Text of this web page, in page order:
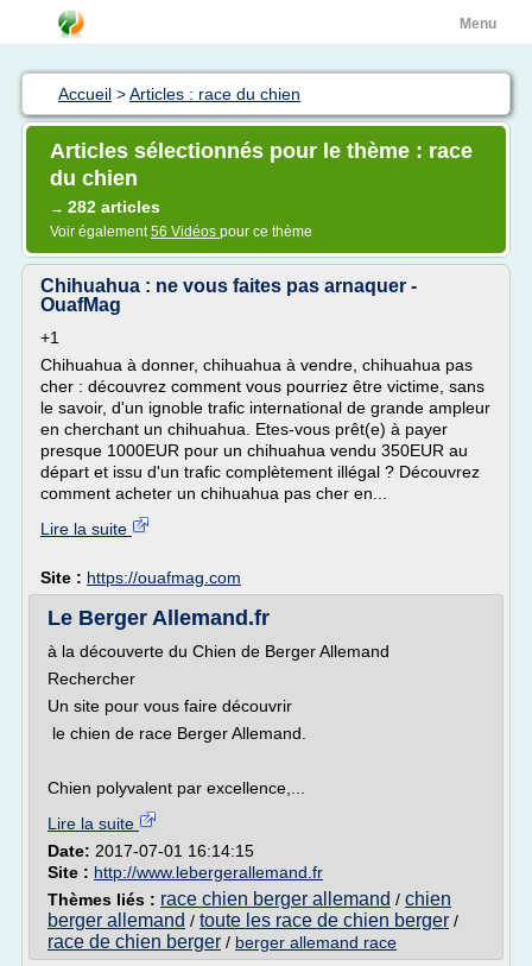
Menu
Accueil >Articles : race du chien
Articles sélectionnés pour le thème : race
du chien
→ 282 articles
Voir également56 Vidéos pour ce thème
Chihuahua : ne vous faites pas arnaquer -
OuafMag
+1
Chihuahua à donner, chihuahua à vendre, chihuahua pas
cher : découvrez comment vous pourriez être victime, sans
le savoir, d'un ignoble trafic international de grande ampleur
en cherchant un chihuahua. Etes-vous prêt(e) à payer
presque 1000EUR pour un chihuahua vendu 350EUR au
départ et issu d'un trafic complètement illégal ? Découvrez
comment acheter un chihuahua pas cher en...
Lire la suite
Site : https://ouafmag.com
Le Berger Allemand.fr
à la découverte du Chien de Berger Allemand
Rechercher
Un site pour vous faire découvrir
le chien de race Berger Allemand.
Chien polyvalent par excellence,...
Lire la suite
Date: 2017-07-01 16:14:15
Site : http://www.lebergerallemand.fr
Thèmes liés : race chien berger allemand / chien
berger allemand / toute les race de chien berger /
race de chien berger / berger allemand race